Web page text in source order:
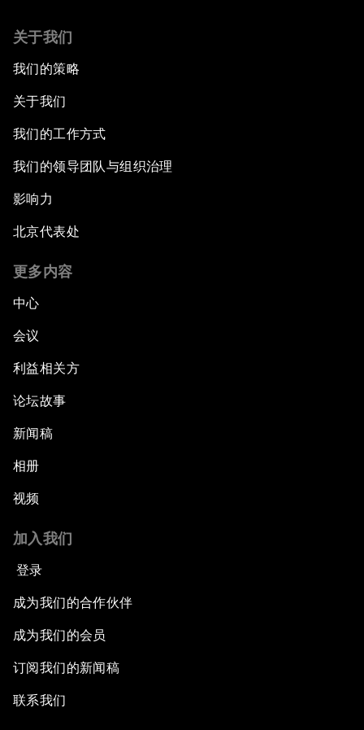
关于我们
我们的策略
关于我们
我们的工作方式
我们的领导团队与组织治理
影响力
北京代表处
更多内容
中心
会议
利益相关方
论坛故事
新闻稿
相册
视频
加入我们
登录
成为我们的合作伙伴
成为我们的会员
订阅我们的新闻稿
联系我们